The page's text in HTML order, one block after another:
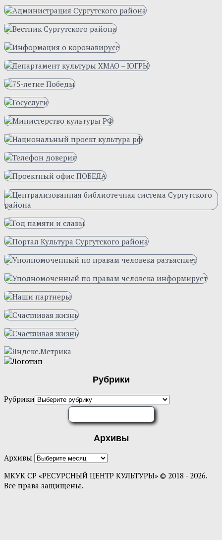
Рубрики
Рубрики
Архивы
Архивы
МКУК СР «РЕСУРСНЫЙ ЦЕНТР КУЛЬТУРЫ» © 2018 - 2026.
Все права защищены.